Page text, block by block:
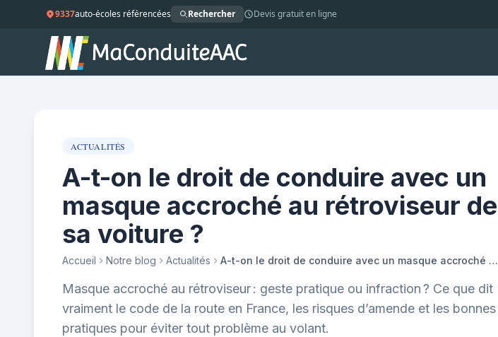
9337auto-écoles référencées Rechercher Devis gratuit en ligne
ACTUALITÉS
A-t-on le droit de conduire avec un
masque accroché au rétroviseur de
sa voiture ?
Accueil Notre blog Actualités A-t-on le droit de conduire avec un masque accroché au rétroviseur de sa voiture ?
Masque accroché au rétroviseur : geste pratique ou infraction ? Ce que dit
vraiment le code de la route en France, les risques d’amende et les bonnes
pratiques pour éviter tout problème au volant.